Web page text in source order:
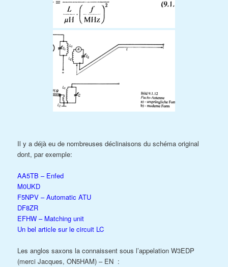
Il y a déjà eu de nombreuses déclinaisons du schéma original
dont, par exemple:
AA5TB – Enfed
M0UKD
F5NPV – Automatic ATU
DF8ZR
EFHW – Matching unit
Un bel article sur le circuit LC
Les anglos saxons la connaissent sous l’appelation W3EDP
(merci Jacques, ON5HAM) – EN :